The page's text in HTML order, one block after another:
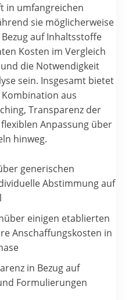
in umfangreichen
sie möglicherweise
auf Inhaltsstoffe
Kosten im Vergleich
die Notwendigkeit
sein. Insgesamt bietet
aus
Transparenz der
Anpassung über
hinweg.
generischen
Abstimmung auf
einigen etablierten
Anschaffungskosten in
in Bezug auf
Formulierungen